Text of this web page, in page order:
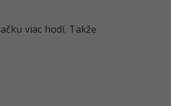
viac hodí. Takže